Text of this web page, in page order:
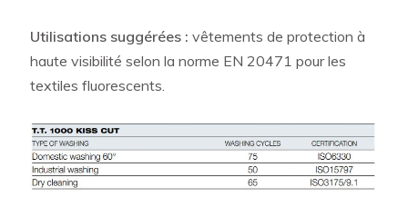
Utilisations suggérées :vêtements de protection à
haute visibilité selon la norme EN 20471 pour les
textiles fluorescents.